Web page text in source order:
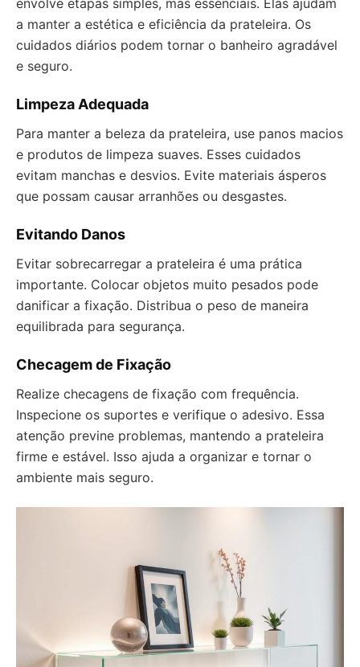
envolve etapas simples, mas essenciais. Elas ajudam
a manter a estética e eficiência da prateleira. Os
cuidados diários podem tornar o banheiro agradável
e seguro.
Limpeza Adequada
Para manter a beleza da prateleira, use panos macios
e produtos de limpeza suaves. Esses cuidados
evitam manchas e desvios. Evite materiais ásperos
que possam causar arranhões ou desgastes.
Evitando Danos
Evitar sobrecarregar a prateleira é uma prática
importante. Colocar objetos muito pesados pode
danificar a fixação. Distribua o peso de maneira
equilibrada para segurança.
Checagem de Fixação
Realize checagens de fixação com frequência.
Inspecione os suportes e verifique o adesivo. Essa
atenção previne problemas, mantendo a prateleira
firme e estável. Isso ajuda a organizar e tornar o
ambiente mais seguro.